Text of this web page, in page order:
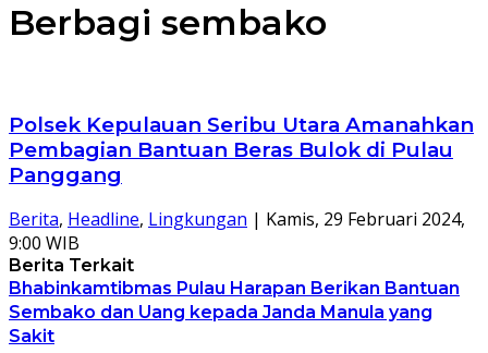
Berbagi sembako
Polsek Kepulauan Seribu Utara Amanahkan
Pembagian Bantuan Beras Bulok di Pulau
Panggang
Berita, Headline, Lingkungan | Kamis, 29 Februari 2024,
9:00 WIB
Berita Terkait
Bhabinkamtibmas Pulau Harapan Berikan Bantuan
Sembako dan Uang kepada Janda Manula yang
Sakit